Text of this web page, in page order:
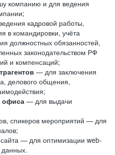
компанию и для ведения
кадровой работы,
в командировки, учёта
должностных обязанностей,
законодательством РФ
и компенсаций;
— для заключения
делового общения,
офиса — для выдачи
спикеров мероприятий — для
— для оптимизации web-
данных.